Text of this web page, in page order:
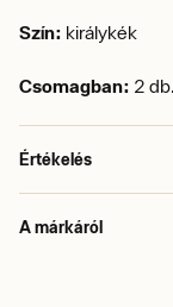
Szín: királykék
Csomagban: 2 db.
Értékelés
A márkáról